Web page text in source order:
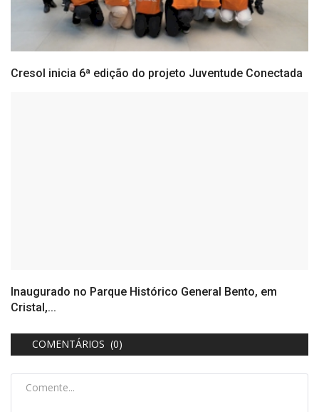
Cresol inicia 6ª edição do projeto Juventude Conectada
Inaugurado no Parque Histórico General Bento, em
Cristal,...
COMENTÁRIOS (0)